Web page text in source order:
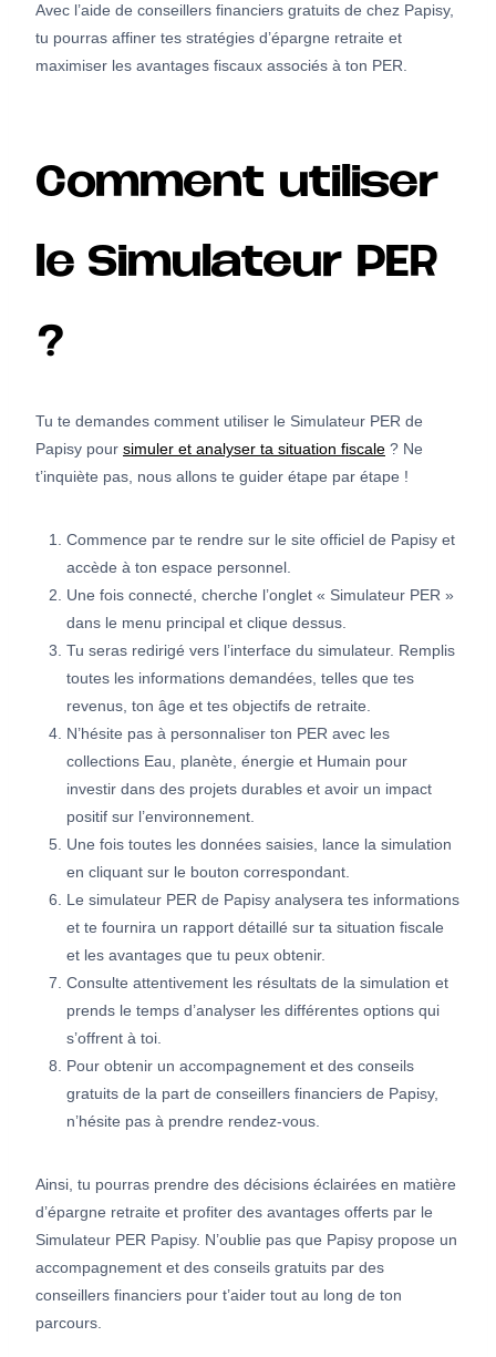
Avec l’aide de conseillers financiers gratuits de chez Papisy,
tu pourras affiner tes stratégies d’épargne retraite et
maximiser les avantages fiscaux associés à ton PER.
Comment utiliser
le Simulateur PER
?
Tu te demandes comment utiliser le Simulateur PER de
Papisy pour simuler et analyser ta situation fiscale ? Ne
t’inquiète pas, nous allons te guider étape par étape !
Commence par te rendre sur le site officiel de Papisy et
accède à ton espace personnel.
Une fois connecté, cherche l’onglet « Simulateur PER »
dans le menu principal et clique dessus.
Tu seras redirigé vers l’interface du simulateur. Remplis
toutes les informations demandées, telles que tes
revenus, ton âge et tes objectifs de retraite.
N’hésite pas à personnaliser ton PER avec les
collections Eau, planète, énergie et Humain pour
investir dans des projets durables et avoir un impact
positif sur l’environnement.
Une fois toutes les données saisies, lance la simulation
en cliquant sur le bouton correspondant.
Le simulateur PER de Papisy analysera tes informations
et te fournira un rapport détaillé sur ta situation fiscale
et les avantages que tu peux obtenir.
Consulte attentivement les résultats de la simulation et
prends le temps d’analyser les différentes options qui
s’offrent à toi.
Pour obtenir un accompagnement et des conseils
gratuits de la part de conseillers financiers de Papisy,
n’hésite pas à prendre rendez-vous.
Ainsi, tu pourras prendre des décisions éclairées en matière
d’épargne retraite et profiter des avantages offerts par le
Simulateur PER Papisy. N’oublie pas que Papisy propose un
accompagnement et des conseils gratuits par des
conseillers financiers pour t’aider tout au long de ton
parcours.